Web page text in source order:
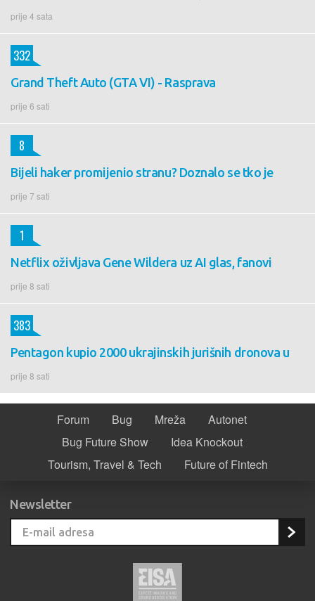
prije 4 sata
Grand Theft Auto (GTA VI) - Rasprava
prije 6 sati
332
Bijeli haker promijenio stranu? Doznalo se tko je
prije 7 sati
8
Netflix oživljava Gene Wildera uz AI glas, fanovi
prije 8 sati
1
Pentagon kupio 2000 ukrajinskih jurišnih dronova u
prije 8 sati
383
Forum Bug Mreža
Autonet
Bug Future Show
Idea Knockout
Tourism, Travel & Tech
Future of Fintech
Newsletter